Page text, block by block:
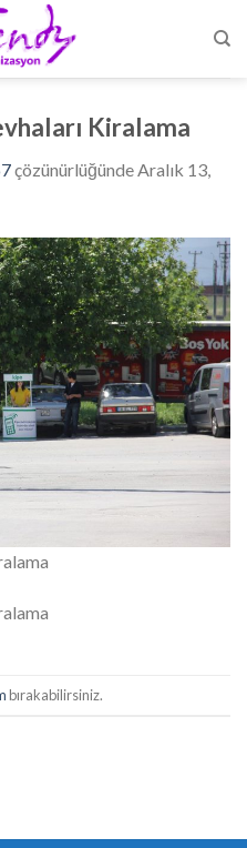
Kiralama
çözünürlüğündeAralık 13,
bırakabilirsiniz.